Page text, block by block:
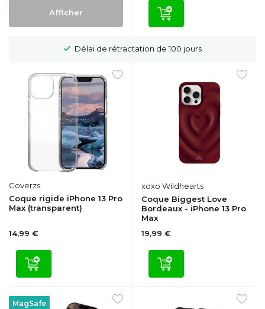
Afficher
Délai de rétractation de 100 jours
Coverzs
Coque rigide iPhone 13 Pro
Max (transparent)
14,99 €
xoxo Wildhearts
Coque Biggest Love
Bordeaux - iPhone 13 Pro
Max
19,99 €
MagSafe